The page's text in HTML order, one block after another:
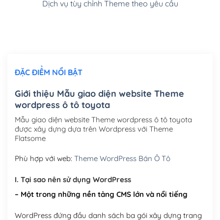
Cài đặt SMTP Mail cho site Wordpress(+100,000₫)
Mua thêm Host + Tên miền
Tên miền quốc tế .com .net .org (1 năm)
Tên miền Việt Nam .vn (1 năm)
Hosting 2GB SSD (1 năm)(+450,000₫)
Hosting 8GB SSD (1 năm) (+950,000₫)
Dịch vụ tùy chỉnh Theme theo yêu cầu
ĐẶC ĐIỂM NỔI BẬT
Giới thiệu Mẫu giao diện website Theme
wordpress ô tô toyota
Mẫu giao diện website Theme wordpress ô tô toyota
được xây dựng dựa trên Wordpress với Theme
Flatsome
Phù hợp với web: Theme WordPress Bán Ô Tô
I. Tại sao nên sử dụng WordPress
– Một trong những nền tảng CMS lớn và nổi tiếng
WordPress đứng đầu danh sách ba gói xây dựng trang